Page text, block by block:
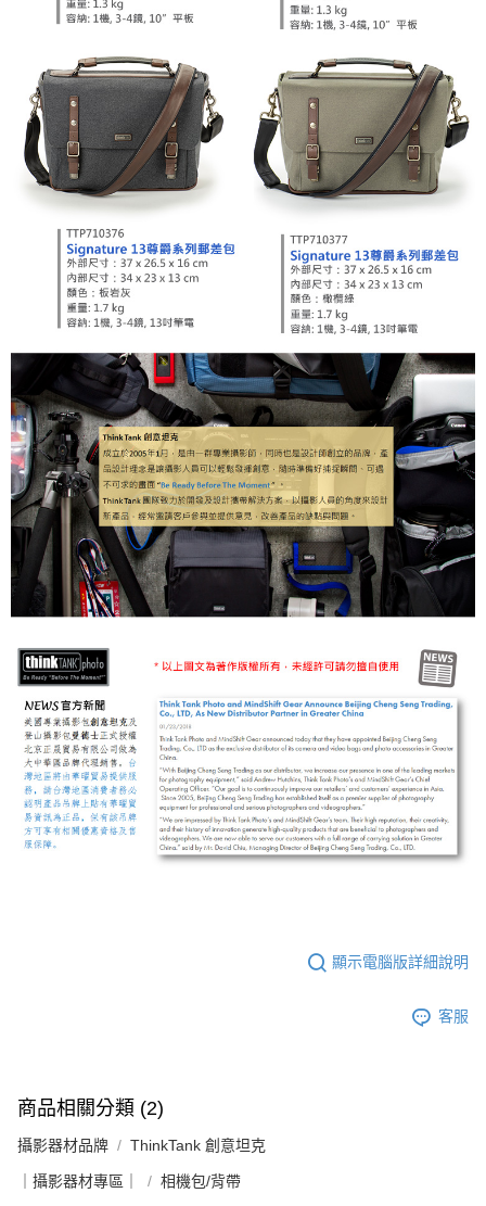
顯示電腦版詳細說明
客服
商品相關分類 (2)
攝影器材品牌 ThinkTank 創意坦克
｜攝影器材專區｜ 相機包/背帶